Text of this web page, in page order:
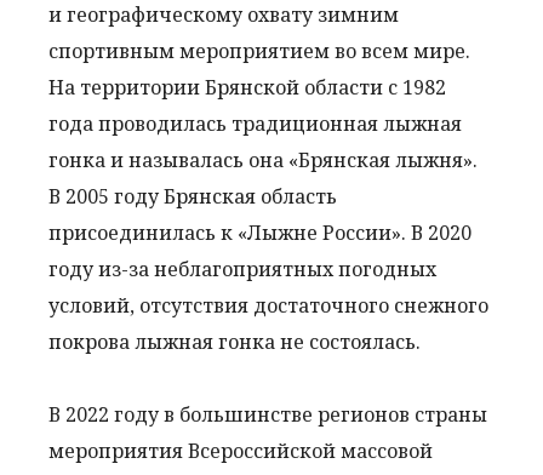
и географическому охвату зимним
спортивным мероприятием во всем мире.
На территории Брянской области с 1982
года проводилась традиционная лыжная
гонка и называлась она «Брянская лыжня».
В 2005 году Брянская область
присоединилась к «Лыжне России». В 2020
году из-за неблагоприятных погодных
условий, отсутствия достаточного снежного
покрова лыжная гонка не состоялась.
В 2022 году в большинстве регионов страны
мероприятия Всероссийской массовой